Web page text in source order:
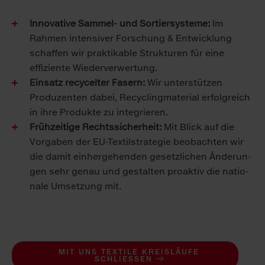
Innovative Sammel- und Sortiersysteme: Im
Rahmen intensiver Forschung & Entwicklung
schaffen wir praktikable Strukturen für eine
effiziente Wiederverwertung.
Einsatz recycelter Fasern: Wir unterstützen
Produzenten dabei, Recyclingmaterial erfolgreich
in ihre Produkte zu integrieren.
Frühzeitige Rechtssicherheit: Mit Blick auf die
Vor­gaben der EU-Tex­til­strate­gie beo­bach­ten wir
die damit ein­her­ge­henden gesetz­lichen Än­de­run­
gen sehr genau und ge­stal­ten pro­aktiv die natio­
nale Um­set­zung mit.
MIT UNS TEXTILE KREISLÄUFE
SCHLIESSEN